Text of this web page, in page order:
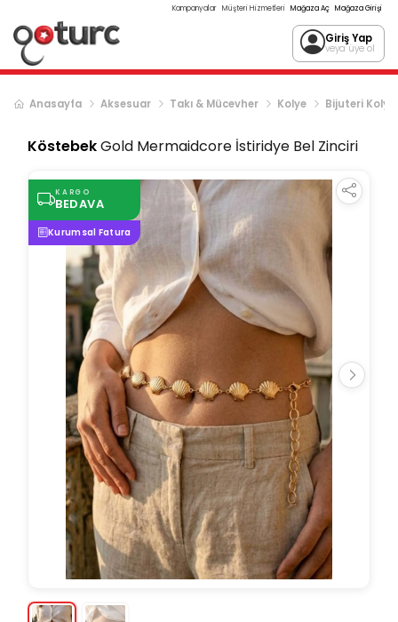
Kampanyalar Müşteri Hizmetleri Mağaza Aç Mağaza Girişi
Giriş Yap
veya üye ol
Anasayfa Aksesuar Takı & Mücevher Kolye Bijuteri Kolye
KöstebekGold Mermaidcore İstiridye Bel Zinciri
KARGO
BEDAVA
Kurumsal Fatura